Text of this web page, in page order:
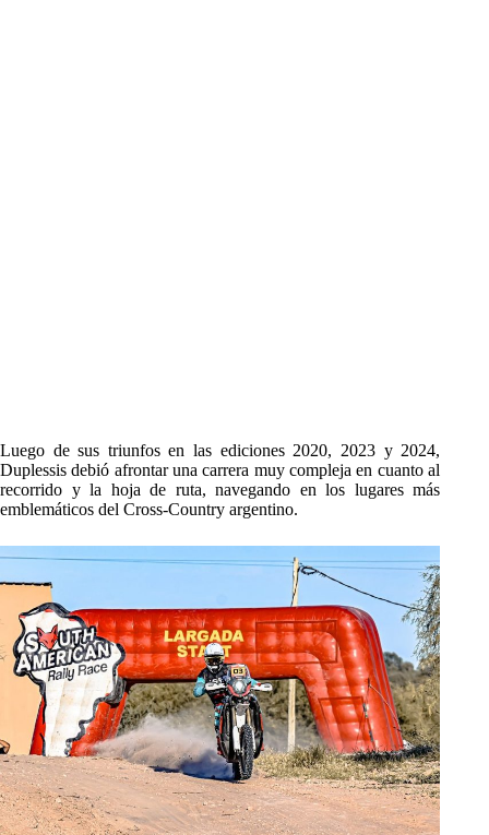
Luego de sus triunfos en las ediciones 2020, 2023 y 2024,
Duplessis debió afrontar una carrera muy compleja en cuanto al
recorrido y la hoja de ruta, navegando en los lugares más
emblemáticos del Cross-Country argentino.